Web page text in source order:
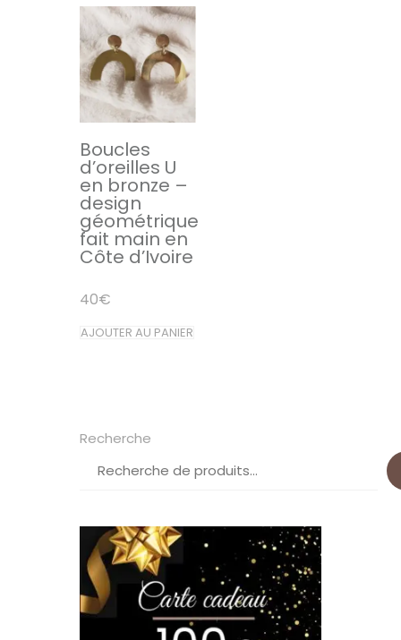
Boucles
d’oreilles U
en bronze –
design
géométrique
fait main en
Côte d’Ivoire
40€
AJOUTER AU PANIER
Recherche